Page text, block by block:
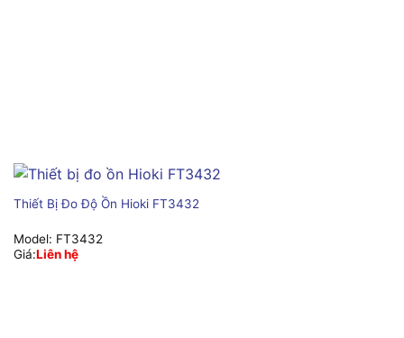
Thiết Bị Đo Độ Ồn Hioki FT3432
Model: FT3432
Giá:Liên hệ